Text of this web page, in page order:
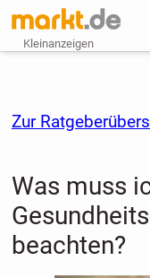
Kleinanzeigen
Zur
Was muss
beachten?